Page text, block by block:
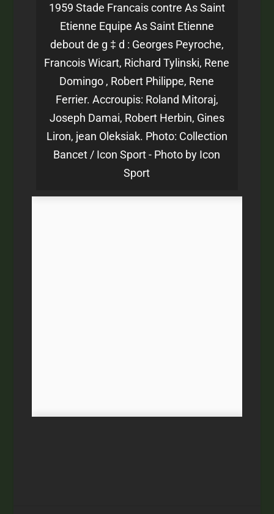
1959 Stade Francais contre As Saint
Etienne Equipe As Saint Etienne
debout de g ‡ d : Georges Peyroche,
Francois Wicart, Richard Tylinski, Rene
Domingo , Robert Philippe, Rene
Ferrier. Accroupis: Roland Mitoraj,
Joseph Damai, Robert Herbin, Gines
Liron, jean Oleksiak. Photo: Collection
Bancet / Icon Sport - Photo by Icon
Sport